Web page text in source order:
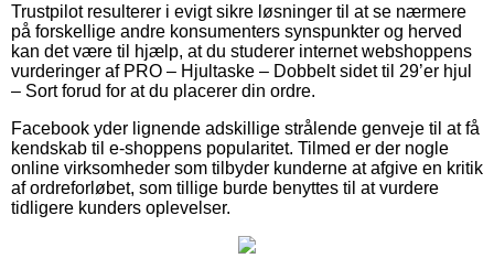
Trustpilot resulterer i evigt sikre løsninger til at se nærmere
på forskellige andre konsumenters synspunkter og herved
kan det være til hjælp, at du studerer internet webshoppens
vurderinger af PRO – Hjultaske – Dobbelt sidet til 29’er hjul
– Sort forud for at du placerer din ordre.
Facebook yder lignende adskillige strålende genveje til at få
kendskab til e-shoppens popularitet. Tilmed er der nogle
online virksomheder som tilbyder kunderne at afgive en kritik
af ordreforløbet, som tillige burde benyttes til at vurdere
tidligere kunders oplevelser.